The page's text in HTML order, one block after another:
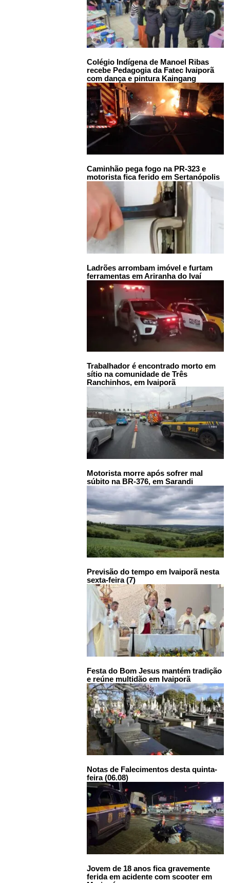
Colégio Indígena de Manoel Ribas
recebe Pedagogia da Fatec Ivaiporã
com dança e pintura Kaingang
Caminhão pega fogo na PR-323 e
motorista fica ferido em Sertanópolis
Ladrões arrombam imóvel e furtam
ferramentas em Ariranha do Ivaí
Trabalhador é encontrado morto em
sítio na comunidade de Três
Ranchinhos, em Ivaiporã
Motorista morre após sofrer mal
súbito na BR-376, em Sarandi
Previsão do tempo em Ivaiporã nesta
sexta-feira (7)
Festa do Bom Jesus mantém tradição
e reúne multidão em Ivaiporã
Notas de Falecimentos desta quinta-
feira (06.08)
Jovem de 18 anos fica gravemente
ferida em acidente com scooter em